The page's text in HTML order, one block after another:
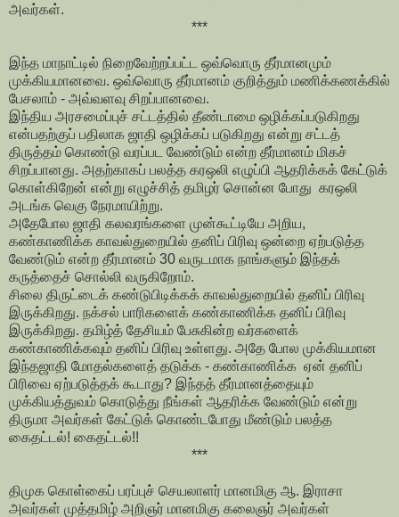
அவர்கள்.
***
இந்த மாநாட்டில் நிறைவேற்றப்பட்ட ஒவ்வொரு தீர்மானமும்
முக்கியமானவை. ஒவ்வொரு தீர்மானம் குறித்தும் மணிக்கணக்கில்
பேசலாம் - அவ்வளவு சிறப்பானவை.
இந்திய அரசமைப்புச் சட்டத்தில் தீண்டாமை ஒழிக்கப்படுகிறது
என்பதற்குப் பதிலாக ஜாதி ஒழிக்கப் படுகிறது என்று சட்டத்
திருத்தம் கொண்டு வரப்பட வேண்டும் என்ற தீர்மானம் மிகச்
சிறப்பானது. அதற்காகப் பலத்த கரஒலி எழுப்பி ஆதரிக்கக் கேட்டுக்
கொள்கிறேன் என்று எழுச்சித் தமிழர் சொன்ன போது கரஒலி
அடங்க வெகு நேரமாயிற்று.
அதேபோல ஜாதி கலவரங்களை முன்கூட்டியே அறிய,
கண்காணிக்க காவல்துறையில் தனிப் பிரிவு ஒன்றை ஏற்படுத்த
வேண்டும் என்ற தீர்மானம் 30 வருடமாக நாங்களும் இந்தக்
கருத்தைச் சொல்லி வருகிறோம்.
சிலை திருட்டைக் கண்டுபிடிக்கக் காவல்துறையில் தனிப் பிரிவு
இருக்கிறது. நக்சல் பாரிகளைக் கண்காணிக்க தனிப் பிரிவு
இருக்கிறது. தமிழ்த் தேசியம் பேசுகின்ற வர்களைக்
கண்காணிக்கவும் தனிப் பிரிவு உள்ளது. அதே போல முக்கியமான
இந்தஜாதி மோதல்களைத் தடுக்க - கண்காணிக்க ஏன் தனிப்
பிரிவை ஏற்படுத்தக் கூடாது? இந்தத் தீர்மானத்தையும்
முக்கியத்துவம் கொடுத்து நீங்கள் ஆதரிக்க வேண்டும் என்று
திருமா அவர்கள் கேட்டுக் கொண்டபோது மீண்டும் பலத்த
கைதட்டல்! கைதட்டல்!!
***
திமுக கொள்கைப் பரப்புச் செயலாளர் மானமிகு ஆ. இராசா
அவர்கள் முத்தமிழ் அறிஞர் மானமிகு கலைஞர் அவர்கள்